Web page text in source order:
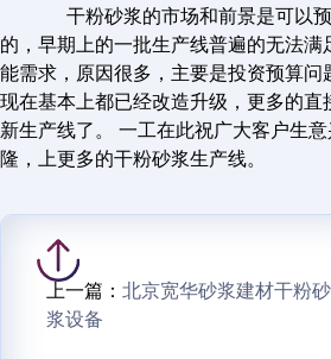
干粉砂浆的市场和前景是可以
的，早期上的一批生产线普遍的无法满
能需求，原因很多，主要是投资预算问
现在基本上都已经改造升级，更多的直
新生产线了。 一工在此祝广大客户生
隆，上更多的干粉砂浆生产线。
上一篇： 北京宽华砂浆建材干粉砂
浆设备